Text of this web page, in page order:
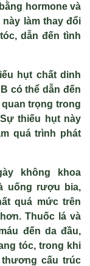
hormone và
làm thay đổi
dẫn đến tình
hụt chất dinh
có thể dẫn đến
trọng trong
thiếu hụt này
quá trình phát
không khoa
uống rượu bia,
quá mức trên
Thuốc lá và
đến da đầu,
tóc, trong khi
thương cấu trúc